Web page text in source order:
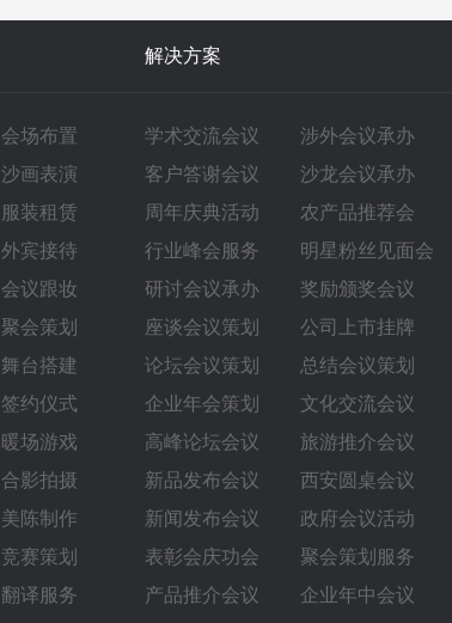
解决方案
会场布置
沙画表演
服装租赁
外宾接待
会议跟妆
聚会策划
舞台搭建
签约仪式
暖场游戏
合影拍摄
美陈制作
竞赛策划
翻译服务
学术交流会议
客户答谢会议
周年庆典活动
行业峰会服务
研讨会议承办
座谈会议策划
论坛会议策划
企业年会策划
高峰论坛会议
新品发布会议
新闻发布会议
表彰会庆功会
产品推介会议
涉外会议承办
沙龙会议承办
农产品推荐会
明星粉丝见面会
奖励颁奖会议
公司上市挂牌
总结会议策划
文化交流会议
旅游推介会议
西安圆桌会议‌
政府会议活动
聚会策划服务
企业年中会议